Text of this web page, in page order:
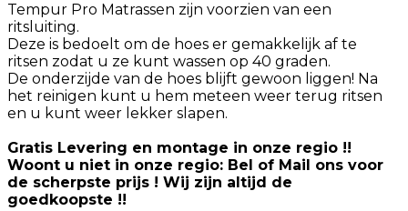
Tempur Pro Matrassen zijn voorzien van een
ritsluiting.
Deze is bedoelt om de hoes er gemakkelijk af te
ritsen zodat u ze kunt wassen op 40 graden.
De onderzijde van de hoes blijft gewoon liggen! Na
het reinigen kunt u hem meteen weer terug ritsen
en u kunt weer lekker slapen.
Gratis Levering en montage in onze regio !!
Woont u niet in onze regio: Bel of Mail ons voor
de scherpste prijs ! Wij zijn altijd de
goedkoopste !!